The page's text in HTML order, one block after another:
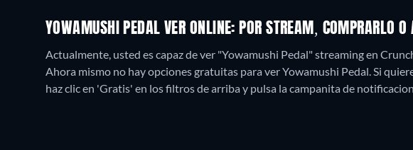
YOWAMUSHI PEDAL VER ONLINE: POR STREAM, COMPRARLO O
Actualmente, usted es capaz de ver "Yowamushi Pedal" streaming en
Ahora mismo no hay opciones gratuitas para ver Yowamushi Pedal. Si
haz clic en 'Gratis' en los filtros de arriba y pulsa la campanita de